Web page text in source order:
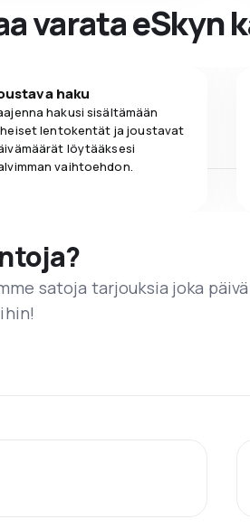
varata eSkyn
haku
hakusi sisältämään
lentokentät ja joustavat
löytääksesi
vaihtoehdon.
satoja tarjouksia joka